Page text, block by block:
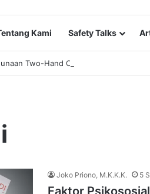
Kami Safety Talks
Two-Hand Control pada Mesin
Joko Priono, M.K.K.K. 5
Faktor